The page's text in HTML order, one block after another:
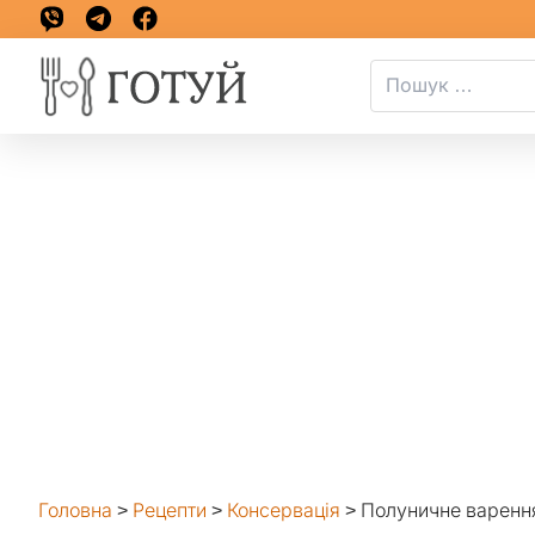
Головна > Рецепти > Консервація > Полуничне